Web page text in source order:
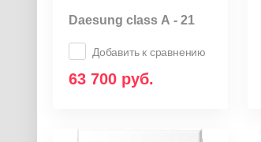
Daesung class А - 21
Добавить к сравнению
63 700 руб.